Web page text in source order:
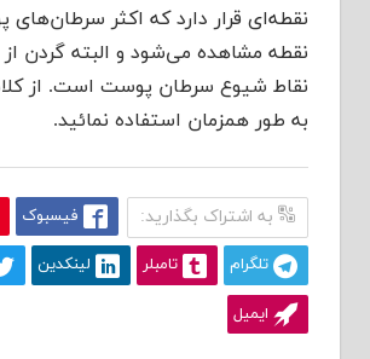
نقطه‌ای قرار دارد که اکثر
نقطه مشاهده می‌شود و البته گردن از
نقاط شیوع سرطان پوست است. از
به طور همزمان استفاده نمائید.
به اشتراک بگذارید: فیسبوک
تلگرام تامبلر لینکدین
ایمیل